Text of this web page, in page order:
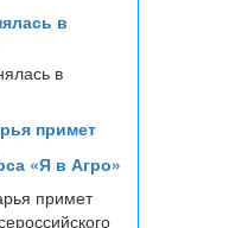
в
примет
«Я в Агро»